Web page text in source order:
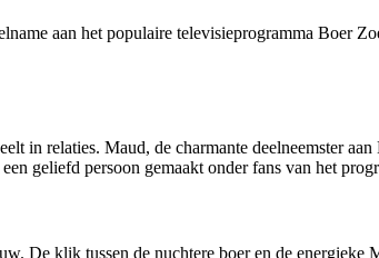
aan het populaire televisieprogramma Boer
in relaties. Maud, de charmante deelneemster
geliefd persoon gemaakt onder fans van het
De klik tussen de nuchtere boer en de energieke